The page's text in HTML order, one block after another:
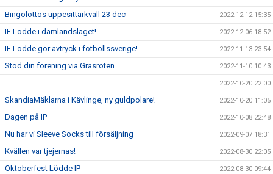
Bingolottos uppesittarkväll 23 dec 2022-12-12 15:35
IF Lödde i damlandslaget! 2022-12-06 18:52
IF Lödde gör avtryck i fotbollssverige! 2022-11-13 23:54
Stöd din förening via Gräsroten 2022-11-10 10:43
2022-10-20 22:00
SkandiaMäklarna i Kävlinge, ny guldpolare! 2022-10-20 11:05
Dagen på IP 2022-10-08 22:48
Nu har vi Sleeve Socks till försäljning 2022-09-07 18:31
Kvällen var tjejernas! 2022-08-30 22:05
Oktoberfest Lödde IP 2022-08-30 09:44